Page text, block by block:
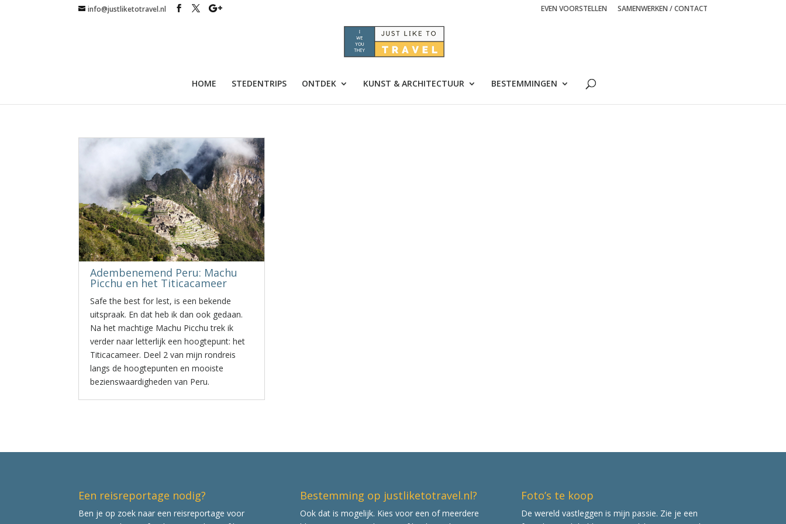
info@justliketotravel.nl EVEN VOORSTELLEN SAMENWERKEN / CONTACT
HOME STEDENTRIPS ONTDEK KUNST & ARCHITECTUUR BESTEMMINGEN
Adembenemend Peru: Machu
Picchu en het Titicacameer
Safe the best for lest, is een bekende
uitspraak. En dat heb ik dan ook gedaan.
Na het machtige Machu Picchu trek ik
verder naar letterlijk een hoogtepunt: het
Titicacameer. Deel 2 van mijn rondreis
langs de hoogtepunten en mooiste
bezienswaardigheden van Peru.
Een reisreportage nodig?
Ben je op zoek naar een reisreportage voor
Bestemming op justliketotravel.nl?
Ook dat is mogelijk. Kies voor een of meerdere
Foto’s te koop
De wereld vastleggen is mijn passie. Zie je een